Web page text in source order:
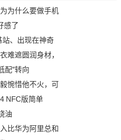
为什么要做手机
感了
、出现在神奇
难遮圆润身材，
配”转向
惋惜他不火，可
NFC版简单
油
比华为阿里总和